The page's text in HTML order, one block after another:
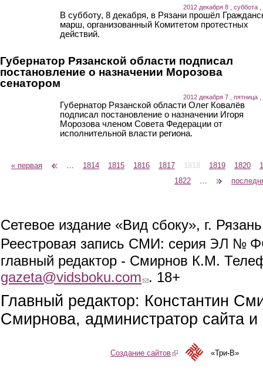
2012 декабря 8 , суббота ,
В субботу, 8 декабря, в Рязани прошёл
марш, организованный Комитетом протестных
действий.
Губернатор Рязанской области подписал
постановление о назначении Морозова
сенатором
2012 декабря 7 , пятница ,
Губернатор Рязанской области Олег Ковалёв
подписал постановление о назначении Игоря
Морозова членом Совета Федерации от
исполнительной власти региона.
Страницы
« первая 1814 1815 1816 1817 1818 1819 1820
1822
Сетевое издание «Вид сбоку», г.
Реестровая запись СМИ: серия ЭЛ №
главный редактор - Смирнов К.М.
gazeta@vidsboku.com (link sends e-mail)
. 18+
Главный редактор: Константин
Смирнова, администратор сайта
Создание сайтов(link is external)«Три-В»